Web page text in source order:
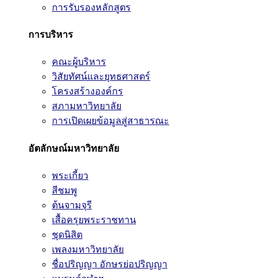
การรับรองหลักสูตร
การบริหาร
คณะผู้บริหาร
วิสัยทัศน์และยุทธศาสตร์
โครงสร้างองค์กร
สภามหาวิทยาลัย
การเปิดเผยข้อมูลสู่สาธารณะ
อัตลักษณ์มหาวิทยาลัย
พระเกี้ยว
สีชมพู
ต้นจามจุรี
เสื้อครุยพระราชทาน
ชุดนิสิต
เพลงมหาวิทยาลัย
ชื่อปริญญา อักษรย่อปริญญา